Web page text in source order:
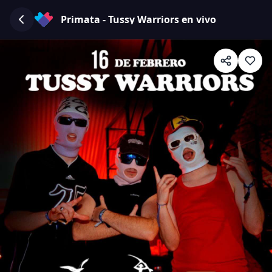
Primata - Tussy Warriors en vivo